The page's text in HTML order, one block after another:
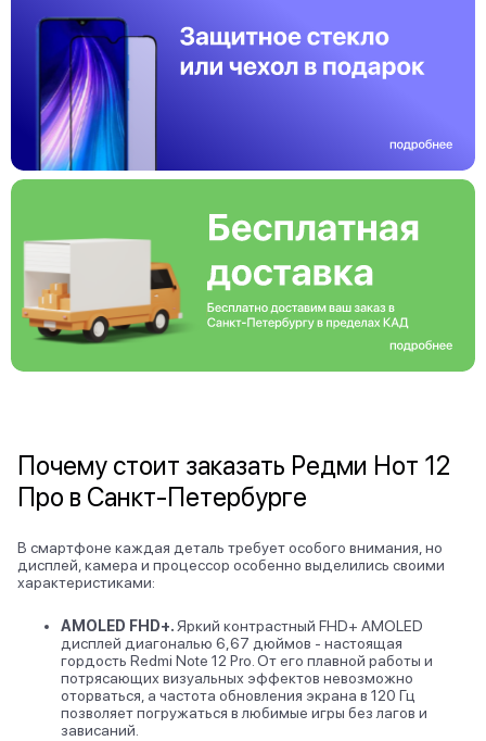
Почему стоит заказать Редми Нот 12
Про в Санкт-Петербурге
В смартфоне каждая деталь требует особого внимания, но
дисплей, камера и процессор особенно выделились своими
характеристиками:
AMOLED FHD+.Яркий контрастный FHD+ AMOLED
дисплей диагональю 6,67 дюймов - настоящая
гордость Redmi Note 12 Pro. От его плавной работы и
потрясающих визуальных эффектов невозможно
оторваться, а частота обновления экрана в 120 Гц
позволяет погружаться в любимые игры без лагов и
зависаний.